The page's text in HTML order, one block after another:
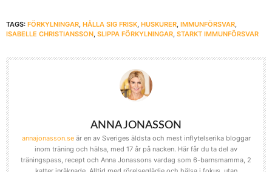
TAGS: FÖRKYLNINGAR, HÅLLA SIG FRISK, HUSKURER, IMMUNFÖRSVAR,
ISABELLE CHRISTIANSSON, SLIPPA FÖRKYLNINGAR, STARKT IMMUNFÖRSVAR
ANNA JONASSON
annajonasson.seär en av Sveriges äldsta och mest inflytelserika bloggar
inom träning och hälsa, med 17 år på nacken. Här får du ta del av
träningspass, recept och Anna Jonassons vardag som 6-barnsmamma, 2